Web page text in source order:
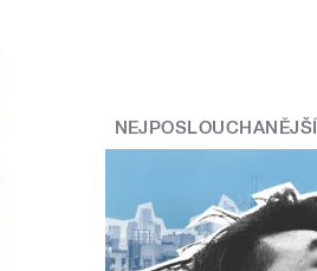
NEJPOSLOUCHANĚJŠÍ